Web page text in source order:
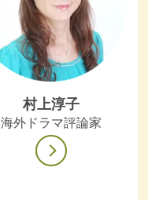
村上淳子
海外ドラマ評論家